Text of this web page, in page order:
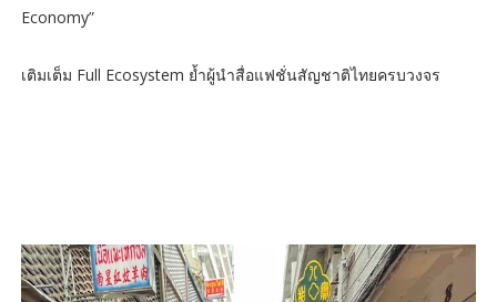
Economy”
เติมเต็ม Full Ecosystem ย้ำผู้นำสื่อแฟชั่นสัญชาติไทยครบวงจร